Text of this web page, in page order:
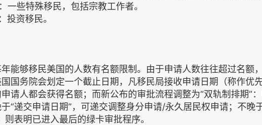
一些特殊移民，包括宗教工作者。
投资移民。
能够移民美国的人数有名额限制。由于申请人数往往超过名额
国务院会划定一个截止日期，凡移民局接收申请日期（称作优
请人都会获得名额；而新公布的审批流程调整为“双轨制排期”
“递交申请日期”，可递交调整身分申请/永久居民权申请；不晚
则表明已进入最后的绿卡审批程序。